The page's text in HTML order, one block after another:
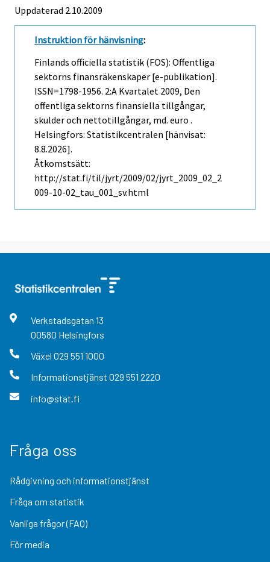
Uppdaterad 2.10.2009
Instruktion för hänvisning:
Finlands officiella statistik (FOS): Offentliga
sektorns finansräkenskaper [e-publikation].
ISSN=1798-1956. 2:a Kvartalet 2009, Den
offentliga sektorns finansiella tillgångar,
skulder och nettotillgångar, md. euro .
Helsingfors: Statistikcentralen [hänvisat:
8.8.2026].
Åtkomstsätt:
http://stat.fi/til/jyrt/2009/02/jyrt_2009_02_2
009-10-02_tau_001_sv.html
Verkstadsgatan 13
00580 Helsingfors
Växel 029 551 1000
Informationstjänst 029 551 2220
info@stat.fi
Fråga oss
Rådgivning och informationstjänst
Fråga om statistik
Vanliga frågor (FAQ)
För media